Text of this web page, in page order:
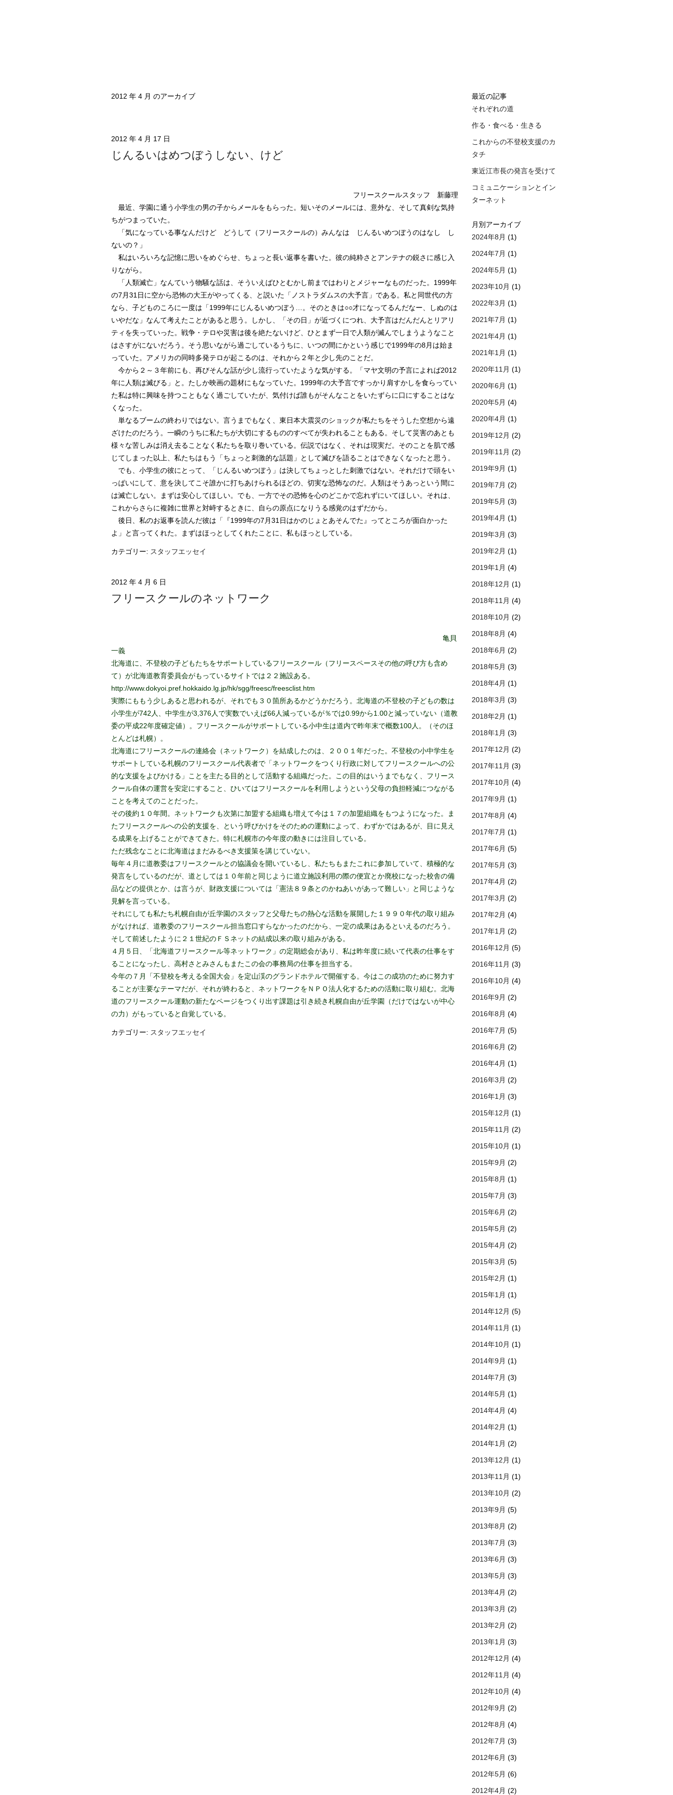
2012 年 4 月 のアーカイブ
2012 年 4 月 17 日
じんるいはめつぼうしない、けど
フリースクールスタッフ 新藤理
最近、学園に通う小学生の男の子からメールをもらった。短いそのメールには、意外な、そして真剣な気持
ちがつまっていた。
「気になっている事なんだけど どうして（フリースクールの）みんなは じんるいめつぼうのはなし し
ないの？」
私はいろいろな記憶に思いをめぐらせ、ちょっと長い返事を書いた。彼の純粋さとアンテナの鋭さに感じ入
りながら。
「人類滅亡」なんていう物騒な話は、そういえばひとむかし前まではわりとメジャーなものだった。1999年
の7月31日に空から恐怖の大王がやってくる、と説いた「ノストラダムスの大予言」である。私と同世代の方
なら、子どものころに一度は「1999年にじんるいめつぼう…。そのときは○○才になってるんだなー、しぬのは
いやだな」なんて考えたことがあると思う。しかし、「その日」が近づくにつれ、大予言はだんだんとリアリ
ティを失っていった。戦争・テロや災害は後を絶たないけど、ひとまず一日で人類が滅んでしまうようなこと
はさすがにないだろう。そう思いながら過ごしているうちに、いつの間にかという感じで1999年の8月は始ま
っていた。アメリカの同時多発テロが起こるのは、それから２年と少し先のことだ。
今から２～３年前にも、再びそんな話が少し流行っていたような気がする。「マヤ文明の予言によれば2012
年に人類は滅びる」と。たしか映画の題材にもなっていた。1999年の大予言ですっかり肩すかしを食らってい
た私は特に興味を持つこともなく過ごしていたが、気付けば誰もがそんなことをいたずらに口にすることはな
くなった。
単なるブームの終わりではない。言うまでもなく、東日本大震災のショックが私たちをそうした空想から遠
ざけたのだろう。一瞬のうちに私たちが大切にするもののすべてが失われることもある。そして災害のあとも
様々な苦しみは消え去ることなく私たちを取り巻いている。伝説ではなく、それは現実だ。そのことを肌で感
じてしまった以上、私たちはもう「ちょっと刺激的な話題」として滅びを語ることはできなくなったと思う。
でも、小学生の彼にとって、「じんるいめつぼう」は決してちょっとした刺激ではない。それだけで頭をい
っぱいにして、意を決してこそ誰かに打ちあけられるほどの、切実な恐怖なのだ。人類はそうあっという間に
は滅亡しない。まずは安心してほしい。でも、一方でその恐怖を心のどこかで忘れずにいてほしい。それは、
これからさらに複雑に世界と対峙するときに、自らの原点になりうる感覚のはずだから。
後日、私のお返事を読んだ彼は「『1999年の7月31日はかのじょとあそんでた』ってところが面白かった
よ」と言ってくれた。まずはほっとしてくれたことに、私もほっとしている。
カテゴリー: スタッフエッセイ
2012 年 4 月 6 日
フリースクールのネットワーク
亀貝
一義
北海道に、不登校の子どもたちをサポートしているフリースクール（フリースペースその他の呼び方も含め
て）が北海道教育委員会がもっているサイトでは２２施設ある。
http://www.dokyoi.pref.hokkaido.lg.jp/hk/sgg/freesc/freesclist.htm
実際にももう少しあると思われるが、それでも３０箇所あるかどうかだろう。北海道の不登校の子どもの数は
小学生が742人、中学生が3,376人で実数でいえば66人減っているが％では0.99から1.00と減っていない（道教
委の平成22年度確定値）。フリースクールがサポートしている小中生は道内で昨年末で概数100人。（そのほ
とんどは札幌）。
北海道にフリースクールの連絡会（ネットワーク）を結成したのは、２００１年だった。不登校の小中学生を
サポートしている札幌のフリースクール代表者で「ネットワークをつくり行政に対してフリースクールへの公
的な支援をよびかける」ことを主たる目的として活動する組織だった。この目的はいうまでもなく、フリース
クール自体の運営を安定にすること、ひいてはフリースクールを利用しようという父母の負担軽減につながる
ことを考えてのことだった。
その後約１０年間。ネットワークも次第に加盟する組織も増えて今は１７の加盟組織をもつようになった。ま
たフリースクールへの公的支援を、という呼びかけをそのための運動によって、わずかではあるが、目に見え
る成果を上げることができてきた。特に札幌市の今年度の動きには注目している。
ただ残念なことに北海道はまだみるべき支援策を講じていない。
毎年４月に道教委はフリースクールとの協議会を開いているし、私たちもまたこれに参加していて、積極的な
発言をしているのだが、道としては１０年前と同じように道立施設利用の際の便宜とか廃校になった校舎の備
品などの提供とか、は言うが、財政支援については「憲法８９条とのかねあいがあって難しい」と同じような
見解を言っている。
それにしても私たち札幌自由が丘学園のスタッフと父母たちの熱心な活動を展開した１９９０年代の取り組み
がなければ、道教委のフリースクール担当窓口すらなかったのだから、一定の成果はあるといえるのだろう。
そして前述したように２１世紀のＦＳネットの結成以来の取り組みがある。
４月５日、「北海道フリースクール等ネットワーク」の定期総会があり、私は昨年度に続いて代表の仕事をす
ることになったし、高村さとみさんもまたこの会の事務局の仕事を担当する。
今年の７月「不登校を考える全国大会」を定山渓のグランドホテルで開催する。今はこの成功のために努力す
ることが主要なテーマだが、それが終わると、ネットワークをＮＰＯ法人化するための活動に取り組む。北海
道のフリースクール運動の新たなページをつくり出す課題は引き続き札幌自由が丘学園（だけではないが中心
の力）がもっていると自覚している。
カテゴリー: スタッフエッセイ
最近の記事
それぞれの道
作る・食べる・生きる
これからの不登校支援のカ
タチ
東近江市長の発言を受けて
コミュニケーションとイン
ターネット
月別アーカイブ
2024年8月 (1)
2024年7月 (1)
2024年5月 (1)
2023年10月 (1)
2022年3月 (1)
2021年7月 (1)
2021年4月 (1)
2021年1月 (1)
2020年11月 (1)
2020年6月 (1)
2020年5月 (4)
2020年4月 (1)
2019年12月 (2)
2019年11月 (2)
2019年9月 (1)
2019年7月 (2)
2019年5月 (3)
2019年4月 (1)
2019年3月 (3)
2019年2月 (1)
2019年1月 (4)
2018年12月 (1)
2018年11月 (4)
2018年10月 (2)
2018年8月 (4)
2018年6月 (2)
2018年5月 (3)
2018年4月 (1)
2018年3月 (3)
2018年2月 (1)
2018年1月 (3)
2017年12月 (2)
2017年11月 (3)
2017年10月 (4)
2017年9月 (1)
2017年8月 (4)
2017年7月 (1)
2017年6月 (5)
2017年5月 (3)
2017年4月 (2)
2017年3月 (2)
2017年2月 (4)
2017年1月 (2)
2016年12月 (5)
2016年11月 (3)
2016年10月 (4)
2016年9月 (2)
2016年8月 (4)
2016年7月 (5)
2016年6月 (2)
2016年4月 (1)
2016年3月 (2)
2016年1月 (3)
2015年12月 (1)
2015年11月 (2)
2015年10月 (1)
2015年9月 (2)
2015年8月 (1)
2015年7月 (3)
2015年6月 (2)
2015年5月 (2)
2015年4月 (2)
2015年3月 (5)
2015年2月 (1)
2015年1月 (1)
2014年12月 (5)
2014年11月 (1)
2014年10月 (1)
2014年9月 (1)
2014年7月 (3)
2014年5月 (1)
2014年4月 (4)
2014年2月 (1)
2014年1月 (2)
2013年12月 (1)
2013年11月 (1)
2013年10月 (2)
2013年9月 (5)
2013年8月 (2)
2013年7月 (3)
2013年6月 (3)
2013年5月 (3)
2013年4月 (2)
2013年3月 (2)
2013年2月 (2)
2013年1月 (3)
2012年12月 (4)
2012年11月 (4)
2012年10月 (4)
2012年9月 (2)
2012年8月 (4)
2012年7月 (3)
2012年6月 (3)
2012年5月 (6)
2012年4月 (2)